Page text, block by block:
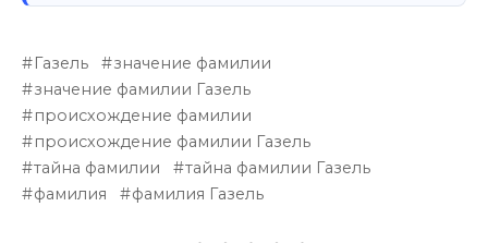
Газель
значение фамилии
значение фамилии Газель
происхождение фамилии
происхождение фамилии Газель
тайна фамилии
тайна фамилии Газель
фамилия
фамилия Газель